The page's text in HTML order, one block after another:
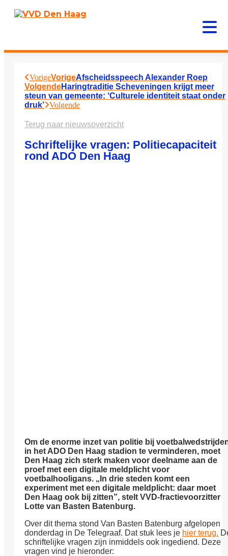
VorigeVorigeAfscheidsspeech Alexander Roep
VolgendeHaringtraditie Scheveningen krijgt meer
steun van gemeente: ‘Culturele identiteit staat onder
druk’ Volgende
Terug naar nieuwsoverzicht
Schriftelijke vragen: Politiecapaciteit
rond ADO Den Haag
Om de enorme inzet van politie bij
in het ADO Den Haag stadion te verminderen, moet
Den Haag zich sterk maken voor deelname aan de
proef met een digitale meldplicht voor
voetbalhooligans. „In drie steden komt een
experiment met een digitale meldplicht: daar moet
Den Haag ook bij zitten”, stelt VVD-fractievoorzitter
Lotte van Basten Batenburg.
Over dit thema stond Van Basten Batenburg afgelopen
donderdag in De Telegraaf. Dat stuk lees je hier terug.
schriftelijke vragen zijn inmiddels ook ingediend. Deze
vragen vind je hieronder: